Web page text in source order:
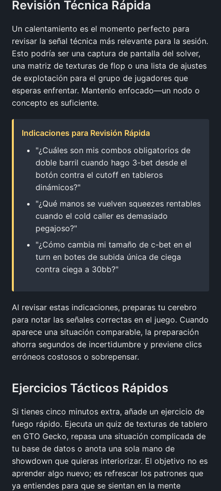
Revisión Técnica Rápida
Un calentamiento es el momento perfecto para
revisar la señal técnica más relevante para la sesión.
Esto podría ser una captura de pantalla del solver,
una matriz de texturas de flop o una lista de ajustes
de explotación para el grupo de jugadores que
esperas enfrentar. Mantenlo enfocado—un nodo o
concepto es suficiente.
Indicaciones para Revisión Rápida
"¿Cuáles son mis combos obligatorios de
doble barril cuando hago 3-bet desde el
botón contra el cutoff en tableros
dinámicos?"
"¿Qué manos se vuelven squeezes rentables
cuando el cold caller es demasiado
pegajoso?"
"¿Cómo cambia mi tamaño de c-bet en el
turn en botes de subida única de ciega
contra ciega a 30bb?"
Al revisar estas indicaciones, preparas tu cerebro
para notar las señales correctas en el juego. Cuando
aparece una situación comparable, la preparación
ahorra segundos de incertidumbre y previene clics
erróneos costosos o sobrepensar.
Ejercicios Tácticos Rápidos
Si tienes cinco minutos extra, añade un ejercicio de
fuego rápido. Ejecuta un quiz de texturas de tablero
en GTO Gecko, repasa una situación complicada de
tu base de datos o anota una sola mano de
showdown que quieras interiorizar. El objetivo no es
aprender algo nuevo; es refrescar los patrones que
ya entiendes para que se sientan en la mente